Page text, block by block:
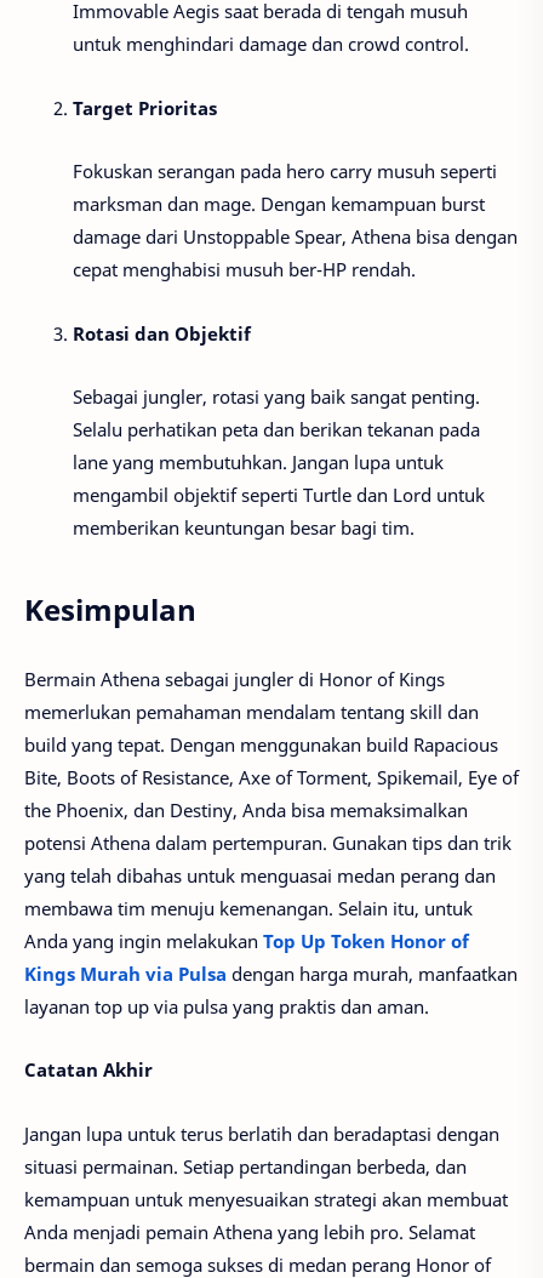
Immovable Aegis saat berada di tengah musuh
untuk menghindari damage dan crowd control.
Target Prioritas
Fokuskan serangan pada hero carry musuh seperti
marksman dan mage. Dengan kemampuan burst
damage dari Unstoppable Spear, Athena bisa dengan
cepat menghabisi musuh ber-HP rendah.
Rotasi dan Objektif
Sebagai jungler, rotasi yang baik sangat penting.
Selalu perhatikan peta dan berikan tekanan pada
lane yang membutuhkan. Jangan lupa untuk
mengambil objektif seperti Turtle dan Lord untuk
memberikan keuntungan besar bagi tim.
Kesimpulan
Bermain Athena sebagai jungler di Honor of Kings
memerlukan pemahaman mendalam tentang skill dan
build yang tepat. Dengan menggunakan build Rapacious
Bite, Boots of Resistance, Axe of Torment, Spikemail, Eye of
the Phoenix, dan Destiny, Anda bisa memaksimalkan
potensi Athena dalam pertempuran. Gunakan tips dan trik
yang telah dibahas untuk menguasai medan perang dan
membawa tim menuju kemenangan. Selain itu, untuk
Anda yang ingin melakukan Top Up Token Honor of
Kings Murah via Pulsa dengan harga murah, manfaatkan
layanan top up via pulsa yang praktis dan aman.
Catatan Akhir
Jangan lupa untuk terus berlatih dan beradaptasi dengan
situasi permainan. Setiap pertandingan berbeda, dan
kemampuan untuk menyesuaikan strategi akan membuat
Anda menjadi pemain Athena yang lebih pro. Selamat
bermain dan semoga sukses di medan perang Honor of